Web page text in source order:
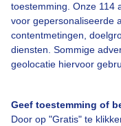
toestemming. Onze 114
voor gepersonaliseerde
contentmetingen,
diensten. Sommige
geolocatie hiervoor
Geef toestemming of
Door op "Gratis" te
Bedrijfsgegevens